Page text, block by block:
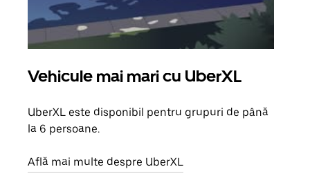
Vehicule mai mari cu UberXL
UberXL este disponibil pentru grupuri de până
la 6 persoane.
Află mai multe despre UberXL